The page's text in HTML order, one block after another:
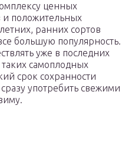
ценных
и положительных
ранних сортов
большую популярность.
уже в последних
самоплодных
срок сохранности
употребить свежими